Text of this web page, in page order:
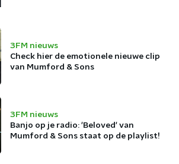
3FM nieuws
Check hier de emotionele nieuwe clip
van Mumford & Sons
3FM nieuws
Banjo op je radio: 'Beloved' van
Mumford & Sons staat op de playlist!